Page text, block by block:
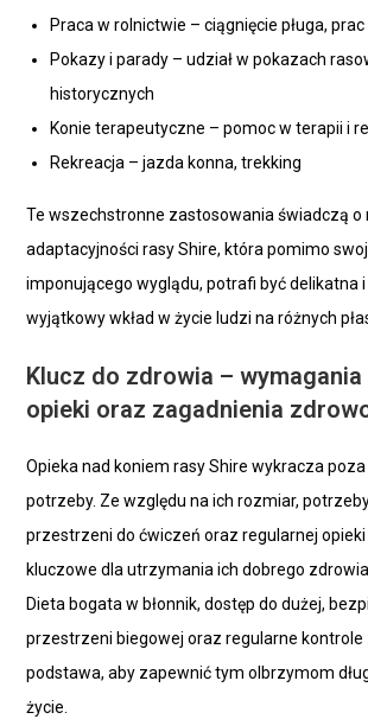
Praca w rolnictwie – ciągnięcie pługa,
Pokazy i parady – udział w pokazach
historycznych
Konie terapeutyczne – pomoc w terapii i
Rekreacja – jazda konna, trekking
Te wszechstronne zastosowania świadczą o
adaptacyjności rasy Shire, która pomimo
imponującego wyglądu, potrafi być delikatna i
wyjątkowy wkład w życie ludzi na różnych
Klucz do zdrowia –
opieki oraz zagadnienia
Opieka nad koniem rasy Shire wykracza
potrzeby. Ze względu na ich rozmiar,
przestrzeni do ćwiczeń oraz regularnej
kluczowe dla utrzymania ich dobrego
Dieta bogata w błonnik, dostęp do dużej,
przestrzeni biegowej oraz regularne
podstawa, aby zapewnić tym olbrzymom
życie.